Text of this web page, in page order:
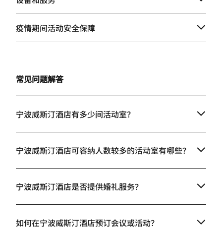
疫情期间活动安全保障
常见问题解答
宁波威斯汀酒店有多少间活动室？
宁波威斯汀酒店可容纳人数较多的活动室有哪些？
宁波威斯汀酒店是否提供婚礼服务？
如何在宁波威斯汀酒店预订会议或活动？